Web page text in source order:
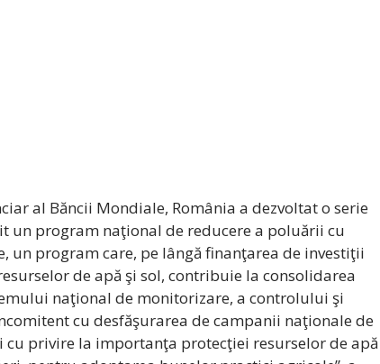
al Băncii Mondiale, România a dezvoltat o serie
un program naţional de reducere a poluării cu
un program care, pe lângă finanţarea de investiţii
de apă şi sol, contribuie la consolidarea
naţional de monitorizare, a controlului şi
cu desfăşurarea de campanii naţionale de
privire la importanţa protecţiei resurselor de apă